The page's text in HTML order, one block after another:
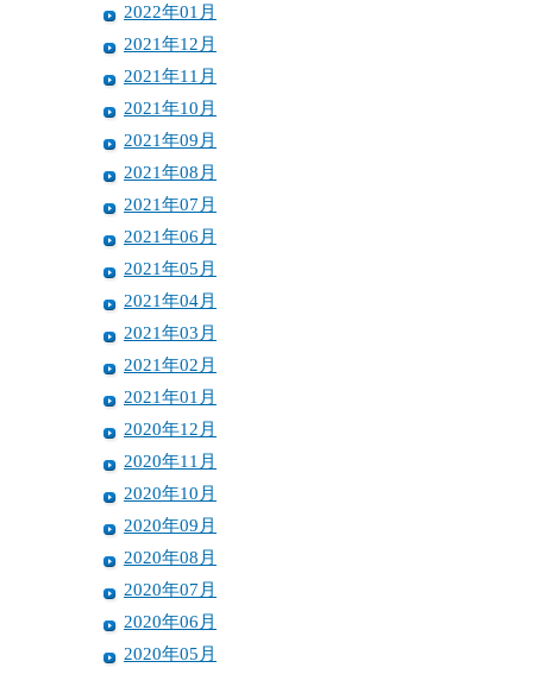
2022年01月
2021年12月
2021年11月
2021年10月
2021年09月
2021年08月
2021年07月
2021年06月
2021年05月
2021年04月
2021年03月
2021年02月
2021年01月
2020年12月
2020年11月
2020年10月
2020年09月
2020年08月
2020年07月
2020年06月
2020年05月